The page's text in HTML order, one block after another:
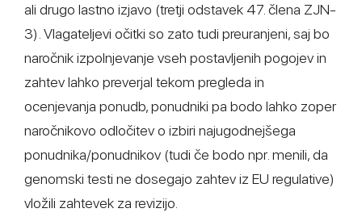
ali drugo lastno izjavo (tretji odstavek 47. člena ZJN-
3). Vlagateljevi očitki so zato tudi preuranjeni, saj bo
naročnik izpolnjevanje vseh postavljenih pogojev in
zahtev lahko preverjal tekom pregleda in
ocenjevanja ponudb, ponudniki pa bodo lahko zoper
naročnikovo odločitev o izbiri najugodnejšega
ponudnika/ponudnikov (tudi če bodo npr. menili, da
genomski testi ne dosegajo zahtev iz EU regulative)
vložili zahtevek za revizijo.